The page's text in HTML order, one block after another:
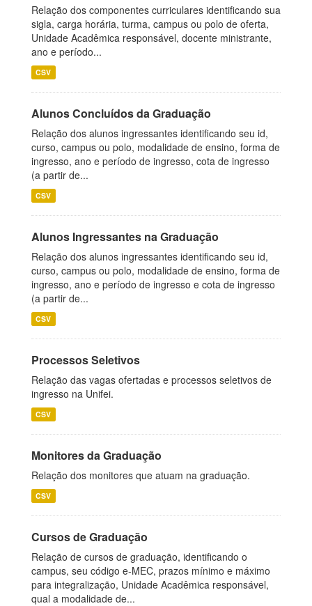
Relação dos componentes curriculares identificando sua
sigla, carga horária, turma, campus ou polo de oferta,
Unidade Acadêmica responsável, docente ministrante,
ano e período...
CSV
Alunos Concluídos da Graduação
Relação dos alunos ingressantes identificando seu id,
curso, campus ou polo, modalidade de ensino, forma de
ingresso, ano e período de ingresso, cota de ingresso
(a partir de...
CSV
Alunos Ingressantes na Graduação
Relação dos alunos ingressantes identificando seu id,
curso, campus ou polo, modalidade de ensino, forma de
ingresso, ano e período de ingresso e cota de ingresso
(a partir de...
CSV
Processos Seletivos
Relação das vagas ofertadas e processos seletivos de
ingresso na Unifei.
CSV
Monitores da Graduação
Relação dos monitores que atuam na graduação.
CSV
Cursos de Graduação
Relação de cursos de graduação, identificando o
campus, seu código e-MEC, prazos mínimo e máximo
para integralização, Unidade Acadêmica responsável,
qual a modalidade de...